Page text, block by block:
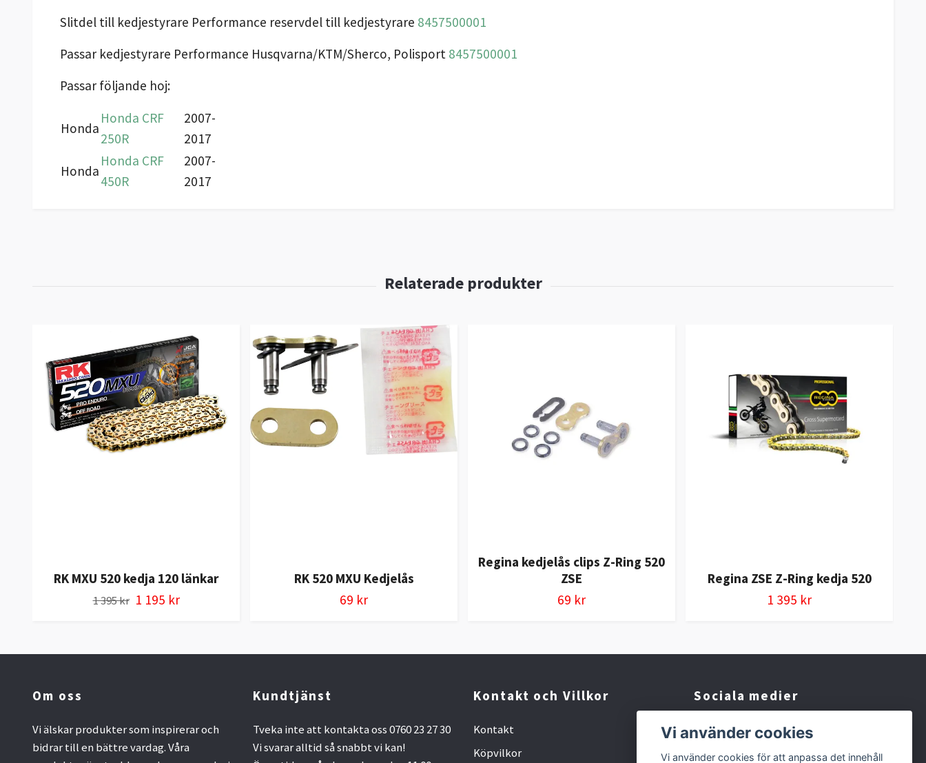
Slitdel till kedjestyrare Performance reservdel till kedjestyrare 8457500001
Passar kedjestyrare Performance Husqvarna/KTM/Sherco, Polisport 8457500001
Passar följande hoj:
Honda
Honda CRF
250R
2007-
2017
Honda
Honda CRF
450R
2007-
2017
RK MXU 520 kedja 120 länkar
1 395 kr 1 195 kr
RK 520 MXU Kedjelås
69 kr
Regina kedjelås clips Z-Ring 520
ZSE
69 kr
Regina ZSE Z-Ring kedja 520
1 395 kr
Om oss
Vi älskar produkter som inspirerar och
bidrar till en bättre vardag. Våra
Kundtjänst
Tveka inte att kontakta oss 0760 23 27 30
Vi svarar alltid så snabbt vi kan!
Kontakt och Villkor
Kontakt
Köpvilkor
Sociala medier
Facebook
Instagram
Vi använder cookies
Vi använder cookies för att anpassa det innehåll